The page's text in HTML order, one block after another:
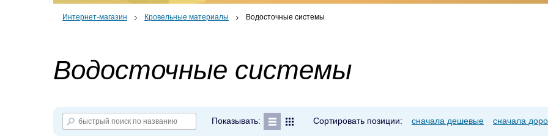
Интернет-магазин Кровельные материалы Водосточные системы
Водосточные системы
Показывать: Сортировать позиции: сначала дешевые сначала